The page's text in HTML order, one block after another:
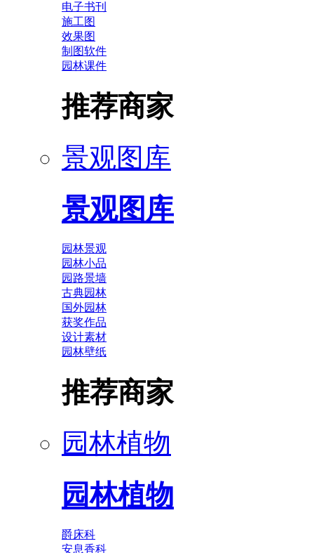
电子书刊
施工图
效果图
制图软件
园林课件
推荐商家
景观图库
景观图库
园林景观
园林小品
园路景墙
古典园林
国外园林
获奖作品
设计素材
园林壁纸
推荐商家
园林植物
园林植物
爵床科
安息香科